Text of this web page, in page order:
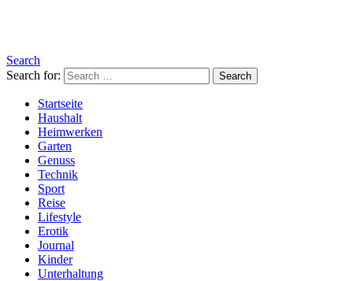
Search
Search for:
Search
Startseite
Haushalt
Heimwerken
Garten
Genuss
Technik
Sport
Reise
Lifestyle
Erotik
Journal
Kinder
Unterhaltung